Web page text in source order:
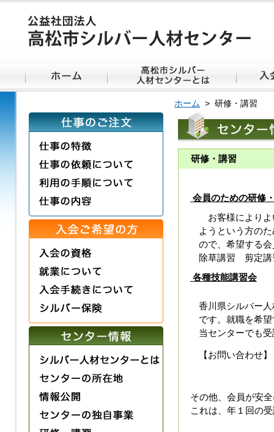
ホーム > 研修・講習
研修・講習
会員のための研修
お客様によりよ
ようという方の
ので、希望する
除草講習 剪定
各種技能講習会
香川県シルバー
です。就職を希
当センターでも
【お問い合わせ】
その他、会員が安
これは、年１回の